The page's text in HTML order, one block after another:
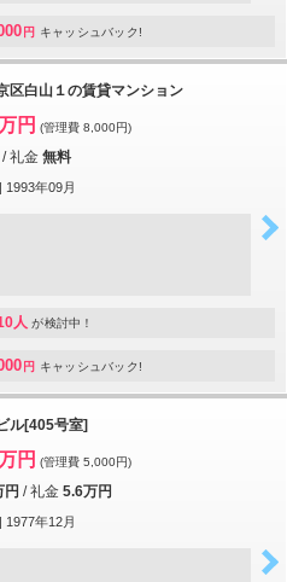
円 キャッシュバック!
区白山１の賃貸マンション
円 (管理費 8,000円)
/礼金 無料
1993年09月
人 が検討中！
円 キャッシュバック!
ル[405号室]
円 (管理費 5,000円)
円 /礼金 5.6万円
1977年12月